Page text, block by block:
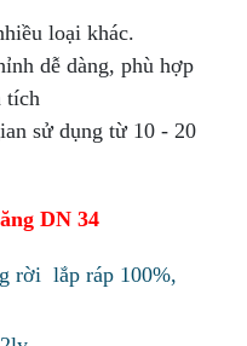
loại khác.
dễ dàng, phù hợp
tích
sử dụng từ 10 - 20
DN 34
rời lắp ráp 100%,